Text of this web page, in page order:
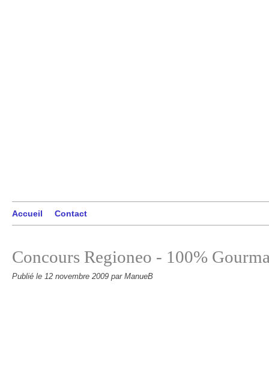
Accueil Contact
Concours Regioneo - 100%
Publié le 12 novembre 2009 par ManueB